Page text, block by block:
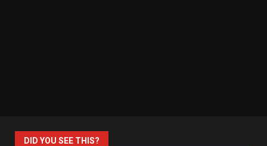
DID YOU SEE THIS?